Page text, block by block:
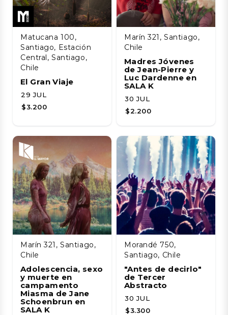
Matucana 100,
Santiago, Estación
Central, Santiago,
Chile
El Gran Viaje
29 JUL
$3.200
Marín 321, Santiago,
Chile
Madres Jóvenes
de Jean-Pierre y
Luc Dardenne en
SALA K
30 JUL
$2.200
Marín 321, Santiago,
Chile
Adolescencia, sexo
y muerte en
campamento
Miasma de Jane
Schoenbrun en
SALA K
Morandé 750,
Santiago, Chile
"Antes de decirlo"
de Tercer
Abstracto
30 JUL
$3.300